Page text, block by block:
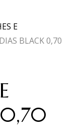
E
BLACK 0,70
0,70